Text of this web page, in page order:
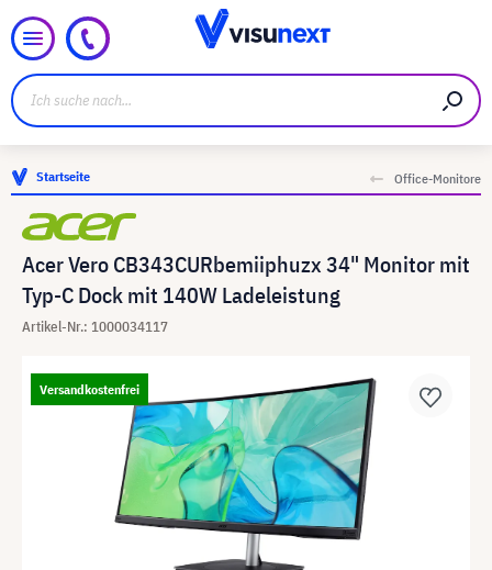
Startseite Office-Monitore
Acer Vero CB343CURbemiiphuzx 34" Monitor mit
Typ-C Dock mit 140W Ladeleistung
Artikel-Nr.: 1000034117
Versandkostenfrei